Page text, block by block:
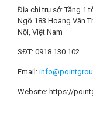
Địa chỉ trụ sở: Tầng 1
Ngõ 183 Hoàng Văn
Nội, Việt Nam
SĐT: 0918.130.102
Email:
Website: https://